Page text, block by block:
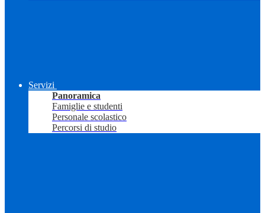
Servizi
Panoramica
Famiglie e studenti
Personale scolastico
Percorsi di studio